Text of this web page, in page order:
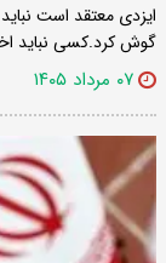
ایزدی معتقد است
گوش کرد.کسی نباید
۰۷ مرداد ۱۴۰۵